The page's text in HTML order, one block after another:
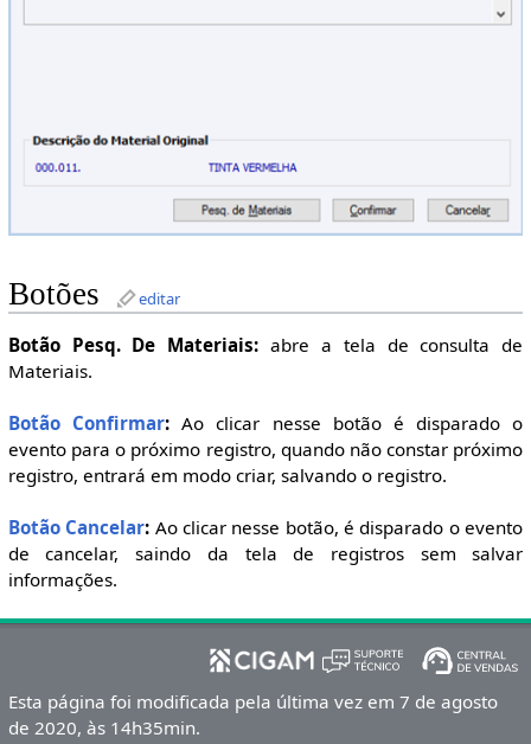
Botões editar
Botão Pesq. De Materiais: abre a tela de consulta de
Materiais.
Botão Confirmar: Ao clicar nesse botão é disparado o
evento para o próximo registro, quando não constar próximo
registro, entrará em modo criar, salvando o registro.
Botão Cancelar: Ao clicar nesse botão, é disparado o evento
de cancelar, saindo da tela de registros sem salvar
informações.
Esta página foi modificada pela última vez em 7 de agosto
de 2020, às 14h35min.